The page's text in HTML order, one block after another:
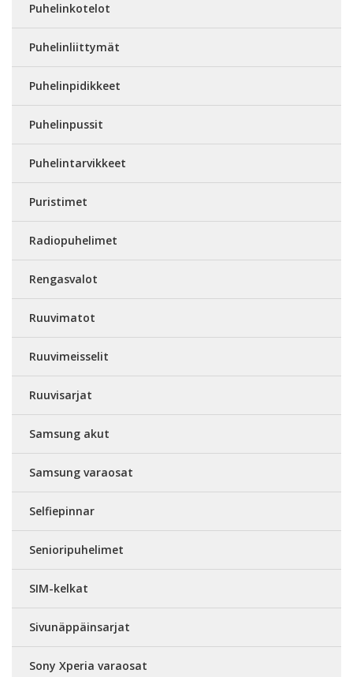
Puhelinkotelot
Puhelinliittymät
Puhelinpidikkeet
Puhelinpussit
Puhelintarvikkeet
Puristimet
Radiopuhelimet
Rengasvalot
Ruuvimatot
Ruuvimeisselit
Ruuvisarjat
Samsung akut
Samsung varaosat
Selfiepinnar
Senioripuhelimet
SIM-kelkat
Sivunäppäinsarjat
Sony Xperia varaosat